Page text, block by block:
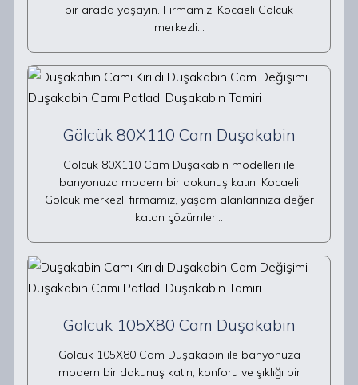
bir arada yaşayın. Firmamız, Kocaeli Gölcük
merkezli…
Gölcük 80X110 Cam Duşakabin
Gölcük 80X110 Cam Duşakabin modelleri ile
banyonuza modern bir dokunuş katın. Kocaeli
Gölcük merkezli firmamız, yaşam alanlarınıza değer
katan çözümler…
Gölcük 105X80 Cam Duşakabin
Gölcük 105X80 Cam Duşakabin ile banyonuza
modern bir dokunuş katın, konforu ve şıklığı bir